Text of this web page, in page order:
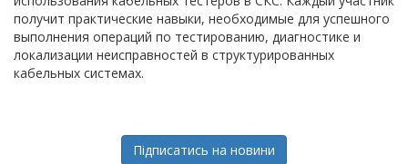
получит практические навыки, необходимые для успешного
выполнения операций по тестированию, диагностике и
локализации неисправностей в структурированных
кабельных системах.
Підписатись на новини